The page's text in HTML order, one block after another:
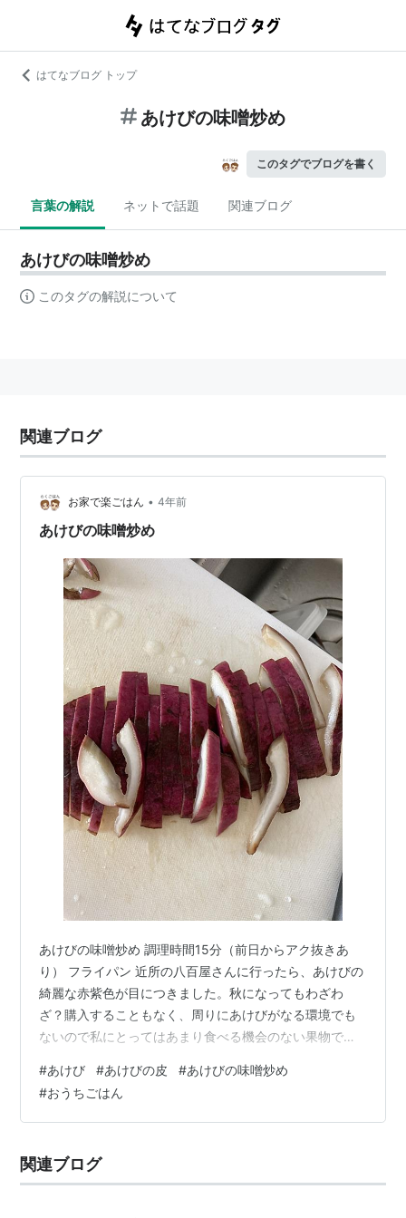
はてなブログ トップ
あけびの味噌炒め
このタグでブログを書く
言葉の解説 ネットで話題 関連ブログ
あけびの味噌炒め
このタグの解説について
関連ブログ
お家で楽ごはん • 4年前
あけびの味噌炒め
あけびの味噌炒め 調理時間15分（前日からアク抜きあ
り） フライパン 近所の八百屋さんに行ったら、あけびの
綺麗な赤紫色が目につきました。秋になってもわざわ
ざ？購入することもなく、周りにあけびがなる環境でも
ないので私にとってはあまり食べる機会のない果物です
いう印象があります。夫は食べたことがなかったそう
で、じゃあせっかくの季節ものだし買ってみましょうよ
となりました。見本のようにして置いてある一つ以外、
みると少し割れて実が見えていたので乾燥や虫などから
保護するためだったのかなと思います。そんな風に売…
#あけび #あけびの皮 #あけびの味噌炒め
#おうちごはん
関連ブログ